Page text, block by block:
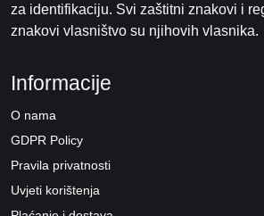
za identifikaciju. Svi zaštitni znakovi i
znakovi vlasništvo su njihovih vlasnika.
Informacije
O nama
GDPR Policy
Pravila privatnosti
Uvjeti korištenja